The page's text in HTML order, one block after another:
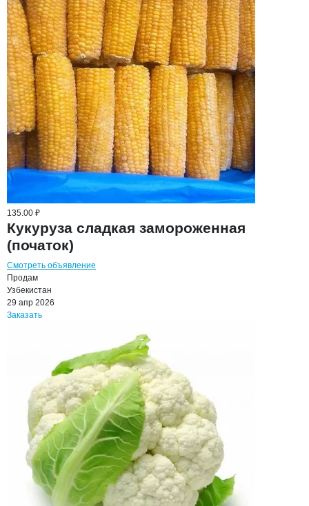
135.00 ₽
Кукуруза сладкая замороженная
(початок)
Смотреть объявление
Продам
Узбекистан
29 апр 2026
Заказать